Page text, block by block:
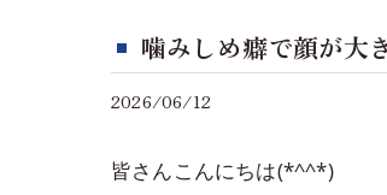
噛みしめ癖で顔が
2026/06/12
皆さんこんにちは(*^^*)